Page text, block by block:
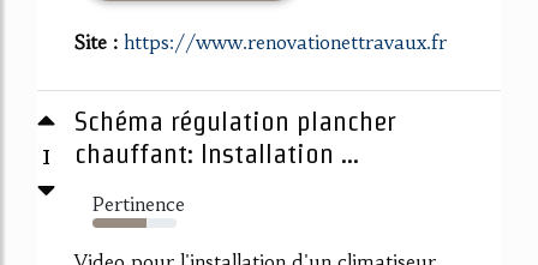
Site : https://www.renovationettravaux.fr
1
Schéma régulation plancher
chauffant: Installation ...
Pertinence
64%